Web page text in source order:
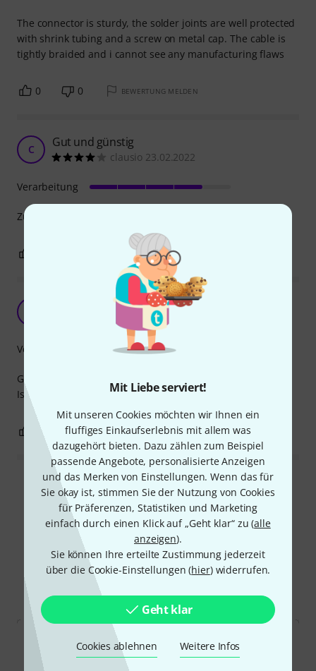
Mit Liebe serviert!
Mit unseren Cookies möchten wir Ihnen ein
fluffiges Einkaufserlebnis mit allem was
dazugehört bieten. Dazu zählen zum Beispiel
passende Angebote, personalisierte Anzeigen
und das Merken von Einstellungen. Wenn das für
Sie okay ist, stimmen Sie der Nutzung von Cookies
für Präferenzen, Statistiken und Marketing
einfach durch einen Klick auf „Geht klar“ zu (alle
anzeigen).
Sie können Ihre erteilte Zustimmung jederzeit
über die Cookie-Einstellungen (hier) widerrufen.
Geht klar
Cookies ablehnen Weitere Infos
The connector is sturdy, the solder joints are well protected
with shrink tubing and a screw on metal cap. The cable is
tightly braided and i cannot see any manufacturing flaws
0 0 BEWERTUNG MELDEN
C Gut und günstig
clausio 23.02.2022
Zu vernünftigem Preis gute Qualität
Verarbeitung
BEWERTUNG MELDEN
Absolutes Topkabel
Mookman42 29.07.2020
Gute Länge, gutes Handling, gute Stecker.
Ist gibt nichts auszusetzen.
Verarbeitung
0 0 BEWERTUNG MELDEN
Alle Bewertungen lesen
Schon gewusst?
Alle